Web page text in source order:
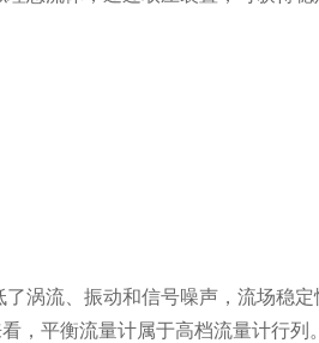
涡流、振动和信号噪声，流场稳
，平衡流量计属于高档流量计行列。